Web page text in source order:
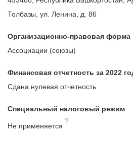
Толбазы, ул. Ленина, д. 86
Организационно-правовая форма
Ассоциации (союзы)
Финансовая отчетность за 2022
Сдана нулевая отчетность
Специальный налоговый режим
Не применяется
?